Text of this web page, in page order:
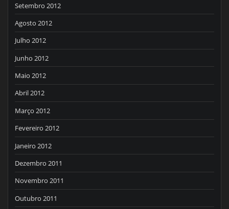
Setembro 2012
Agosto 2012
Julho 2012
Junho 2012
Maio 2012
Abril 2012
Março 2012
Fevereiro 2012
Janeiro 2012
Dezembro 2011
Novembro 2011
Outubro 2011